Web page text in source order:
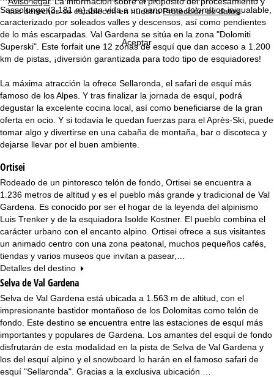
sus derechos se establecen en nuestraProtección de datos.
Aceptar
a
p
r
i
p
a
l
Sassolungo (3.181 m) dan vida a un panorama dolomítico inigualable,
caracterizado por soleados valles y descensos, así como pendientes
de lo más escarpadas. Val Gardena se sitúa en la zona "Dolomiti
Superski". Este forfait une 12 zonas de esquí que dan acceso a 1.200
km de pistas, ¡diversión garantizada para todo tipo de esquiadores!
La máxima atracción la ofrece Sellaronda, el safari de esquí más
famoso de los Alpes. Y tras finalizar la jornada de esquí, podrá
degustar la excelente cocina local, así como beneficiarse de la gran
oferta en ocio. Y si todavía le quedan fuerzas para el Après-Ski, puede
tomar algo y divertirse en una cabaña de montaña, bar o discoteca y
dejarse llevar por el buen ambiente.
Ortisei
Rodeado de un pintoresco telón de fondo, Ortisei se encuentra a
1.236 metros de altitud y es el pueblo más grande y tradicional de Val
Gardena. Es conocido por ser el hogar de la leyenda del alpinismo
Luis Trenker y de la esquiadora Isolde Kostner. El pueblo combina el
carácter urbano con el encanto alpino. Ortisei ofrece a sus visitantes
un animado centro con una zona peatonal, muchos pequeños cafés,
tiendas y varios museos que invitan a pasear,…
Detalles del destino
Selva de Val Gardena
Selva de Val Gardena está ubicada a 1.563 m de altitud, con el
impresionante bastidor montañoso de los Dolomitas como telón de
fondo. Este destino se encuentra entre las estaciones de esquí más
importantes y populares de Gardena. Los amantes del esquí de fondo
disfrutarán de esta modalidad en la pista de Selva de Val Gardena y
los del esquí alpino y el snowboard lo harán en el famoso safari de
esquí "Sellaronda". Gracias a la exclusiva ubicación …